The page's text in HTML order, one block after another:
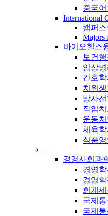
중국
International
캠퍼
Majors
바이오헬스
보건
임상
간호
치위
방사
작업
운동
체육
식품
경영사회과
경영학
경영학
회계
국제
국제